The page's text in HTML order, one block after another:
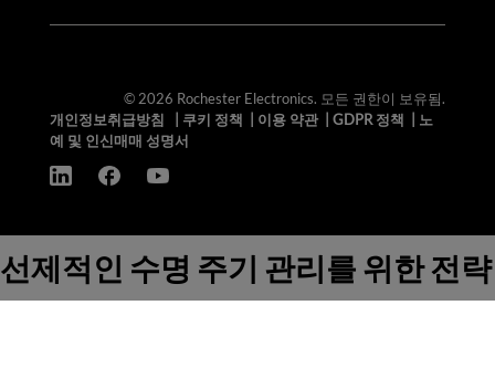
© 2026 Rochester Electronics. 모든 권한이 보유됨.
개인정보취급방침
쿠키 정책 이용 약관| GDPR 정책
노
예 및 인신매매 성명서
선제적인 수명 주기 관리를 위한 전략